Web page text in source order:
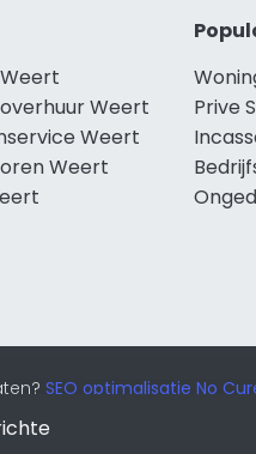
Weert
Weert
Weert
Prive
SEO optimalisatie No